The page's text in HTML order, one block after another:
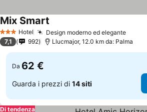
3 StelleHotel Design moderno ed elegante
Mix Smart
7,1 992 Llucmajor, 12.0 km da: Palma
Da 62 €
Guarda i prezzi di 14 siti
Di tendenza